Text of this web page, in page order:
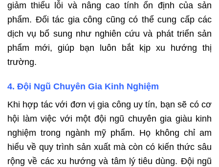
giảm thiểu lỗi và nâng cao tính ổn định của sản
phẩm. Đối tác gia công cũng có thể cung cấp các
dịch vụ bổ sung như nghiên cứu và phát triển sản
phẩm mới, giúp bạn luôn bắt kịp xu hướng thị
trường.
4. Đội Ngũ Chuyên Gia Kinh Nghiệm
Khi hợp tác với đơn vị gia công uy tín, bạn sẽ có cơ
hội làm việc với một đội ngũ chuyên gia giàu kinh
nghiệm trong ngành mỹ phẩm. Họ không chỉ am
hiểu về quy trình sản xuất mà còn có kiến thức sâu
rộng về các xu hướng và tâm lý tiêu dùng. Đội ngũ